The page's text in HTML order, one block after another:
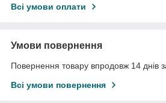
Всі умови оплати
Умови повернення
Повернення товару впродовж 14 днів
Всі умови повернення